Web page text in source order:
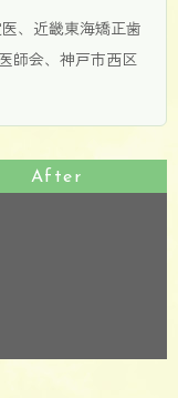
、近畿東海矯正歯
師会、神戸市西区
After